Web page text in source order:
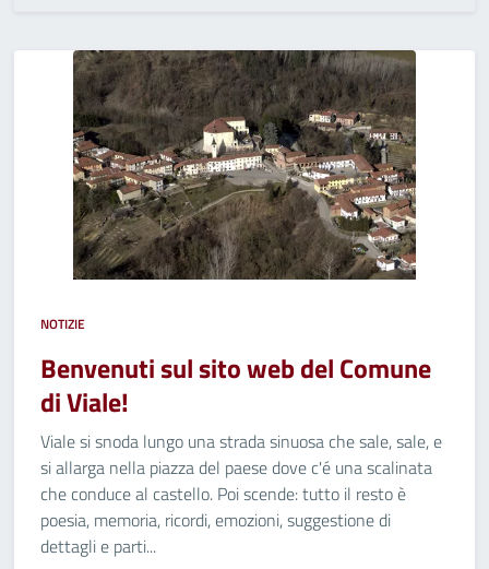
NOTIZIE
Benvenuti sul sito web del Comune
di Viale!
Viale si snoda lungo una strada sinuosa che sale, sale, e
si allarga nella piazza del paese dove c'é una scalinata
che conduce al castello. Poi scende: tutto il resto è
poesia, memoria, ricordi, emozioni, suggestione di
dettagli e parti...